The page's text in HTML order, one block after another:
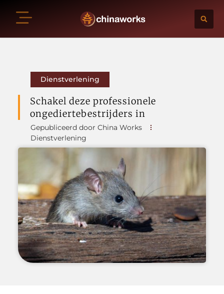
Dienstverlening
Schakel deze professionele
ongediertebestrijders in
Gepubliceerd door China Works
Dienstverlening